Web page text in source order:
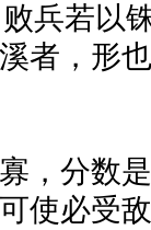
兵若以
者，形
，分数
使必受